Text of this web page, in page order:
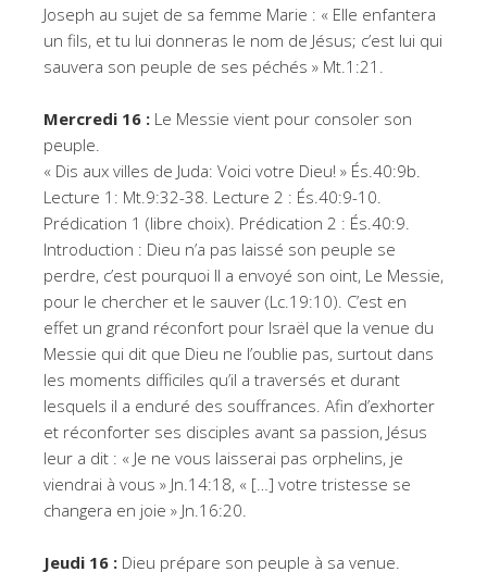
Joseph au sujet de sa femme Marie : « Elle enfantera
un fils, et tu lui donneras le nom de Jésus; c’est lui qui
sauvera son peuple de ses péchés » Mt.1:21.
Mercredi 16 : Le Messie vient pour consoler son
peuple.
« Dis aux villes de Juda: Voici votre Dieu! » És.40:9b.
Lecture 1: Mt.9:32-38. Lecture 2 : És.40:9-10.
Prédication 1 (libre choix). Prédication 2 : És.40:9.
Introduction : Dieu n’a pas laissé son peuple se
perdre, c’est pourquoi Il a envoyé son oint, Le Messie,
pour le chercher et le sauver (Lc.19:10). C’est en
effet un grand réconfort pour Israël que la venue du
Messie qui dit que Dieu ne l’oublie pas, surtout dans
les moments difficiles qu’il a traversés et durant
lesquels il a enduré des souffrances. Afin d’exhorter
et réconforter ses disciples avant sa passion, Jésus
leur a dit : « Je ne vous laisserai pas orphelins, je
viendrai à vous » Jn.14:18, « […] votre tristesse se
changera en joie » Jn.16:20.
Jeudi 16 : Dieu prépare son peuple à sa venue.